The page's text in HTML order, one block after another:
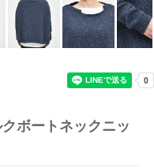
ボートネックニッ